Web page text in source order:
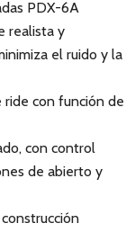
PDX-6A
realista y
el ruido y la
ride con función de
con control
de abierto y